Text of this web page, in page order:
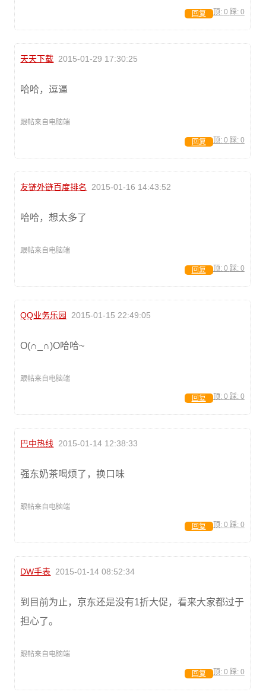
顶: 0 踩: 0
回复
天天下载 2015-01-29 17:30:25
哈哈，逗逼
跟帖来自电脑端
顶: 0 踩: 0
回复
友链外链百度排名 2015-01-16 14:43:52
哈哈，想太多了
跟帖来自电脑端
顶: 0 踩: 0
回复
QQ业务乐园 2015-01-15 22:49:05
O(∩_∩)O哈哈~
跟帖来自电脑端
顶: 0 踩: 0
回复
巴中热线 2015-01-14 12:38:33
强东奶茶喝烦了，换口味
跟帖来自电脑端
顶: 0 踩: 0
回复
DW手表 2015-01-14 08:52:34
到目前为止，京东还是没有1折大促，看来大家都过于
担心了。
跟帖来自电脑端
顶: 0 踩: 0
回复